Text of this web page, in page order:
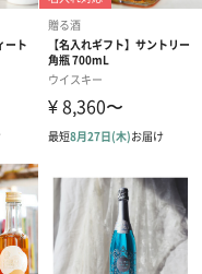
ウム
（540円）
3層デザート
ェ〜国産フル
り〜 3号（